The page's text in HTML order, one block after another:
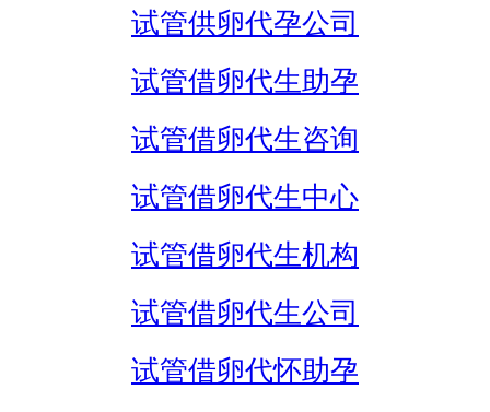
试管供卵代孕公司
试管借卵代生助孕
试管借卵代生咨询
试管借卵代生中心
试管借卵代生机构
试管借卵代生公司
试管借卵代怀助孕